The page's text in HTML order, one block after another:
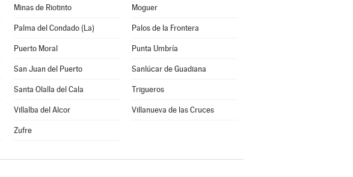
Minas de Riotinto Moguer
Palma del Condado (La) Palos de la Frontera
Puerto Moral Punta Umbría
San Juan del Puerto Sanlúcar de Guadiana
Santa Olalla del Cala Trigueros
Villalba del Alcor Villanueva de las Cruces
Zufre